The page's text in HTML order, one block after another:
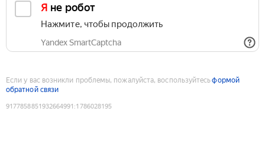
Я не робот
Нажмите, чтобы продолжить
Yandex SmartCaptcha
Если у вас возникли проблемы, пожалуйста, воспользуйтесьформой
обратной связи
9177858851932664991 :1786028195